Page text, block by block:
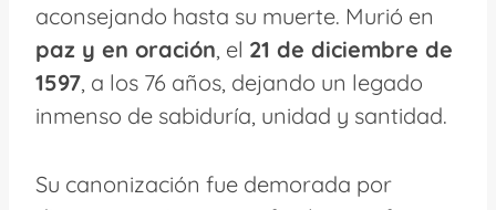
aconsejando hasta su muerte. Murió en
paz y en oración, el 21 de diciembre de
1597, a los 76 años, dejando un legado
inmenso de sabiduría, unidad y santidad.
Su canonización fue demorada por